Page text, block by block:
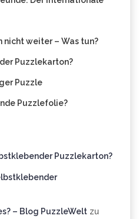
nicht weiter – Was tun?
Puzzlekarton?
Puzzle
Puzzlefolie?
Puzzlekarton?
– Blog PuzzleWelt zu